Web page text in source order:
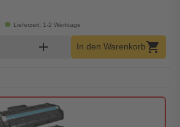
Lieferzeit: 1-2 Werktage
Warenkorb Menge
add In den Warenkorbshopping_cart